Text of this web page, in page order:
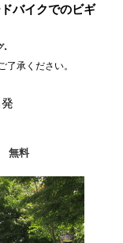
バイクでのビギ
承ください。
無料